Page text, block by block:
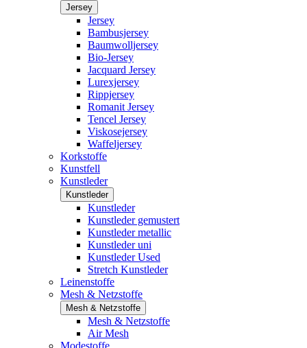
Jersey
Jersey
Bambusjersey
Baumwolljersey
Bio-Jersey
Jacquard Jersey
Lurexjersey
Rippjersey
Romanit Jersey
Tencel Jersey
Viskosejersey
Waffeljersey
Korkstoffe
Kunstfell
Kunstleder
Kunstleder
Kunstleder
Kunstleder gemustert
Kunstleder metallic
Kunstleder uni
Kunstleder Used
Stretch Kunstleder
Leinenstoffe
Mesh & Netzstoffe
Mesh & Netzstoffe
Mesh & Netzstoffe
Air Mesh
Modestoffe